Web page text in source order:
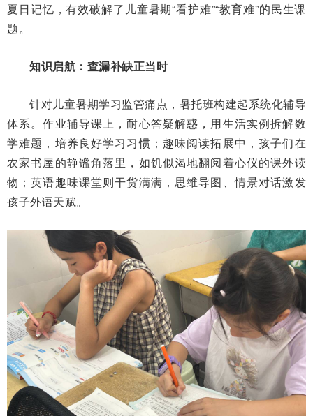
夏日记忆，有效破解了儿童暑期“看护难”“教育难”的民生课
题。
知识启航：查漏补缺正当时
针对儿童暑期学习监管痛点，暑托班构建起系统化辅导
体系。作业辅导课上，耐心答疑解惑，用生活实例拆解数
学难题，培养良好学习习惯；趣味阅读拓展中，孩子们在
农家书屋的静谧角落里，如饥似渴地翻阅着心仪的课外读
物；英语趣味课堂则干货满满，思维导图、情景对话激发
孩子外语天赋。